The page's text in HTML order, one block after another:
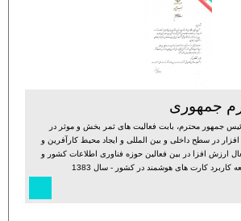
جمهوری
جمهور محترم، بابت فعالیت های ثمر بخش و موثر در
افزار در سطح داخلی و بین المللی و ایجاد محیط کارآفرین و
ارزش افزا در بین فعالین حوزه فناوری اطلاعات کشور و
کاربرد کارت های هوشمند در کشور - سال 1383